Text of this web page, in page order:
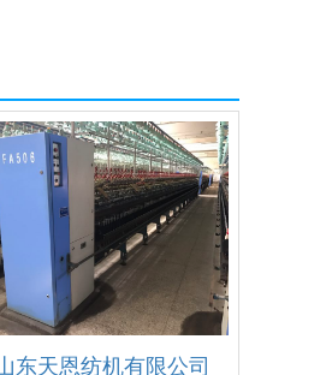
司
东天恩纺机有限公司